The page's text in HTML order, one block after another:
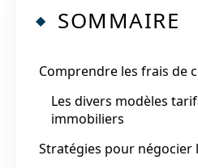
SOMMAIRE
Comprendre les frais de
Les divers modèles
immobiliers
Stratégies pour négocier